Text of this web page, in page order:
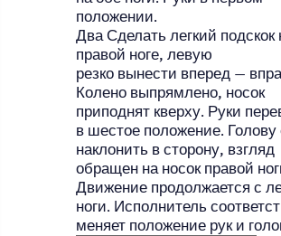
положении.
Два Сделать легкий подскок
правой ноге, левую
резко вынести вперед —
Колено выпрямлено, носок
приподнят кверху. Руки
в шестое положение. Голову
наклонить в сторону, взгляд
обращен на носок правой
Движение продолжается с
ноги. Исполнитель
меняет положение рук и